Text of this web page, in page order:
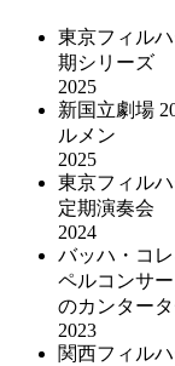
東京フィル
期シリーズ
2025
新国立劇場
ルメン
2025
東京フィル
定期演奏会
2024
バッハ・コ
ペルコンサ
のカンタータ
2023
関西フィル